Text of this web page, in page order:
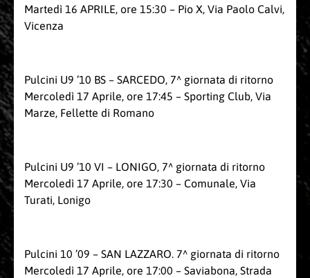
Martedì 16 APRILE, ore 15:30 – Pio X, Via Paolo Calvi,
Vicenza
Pulcini U9 ’10 BS – SARCEDO, 7^ giornata di ritorno
Mercoledì 17 Aprile, ore 17:45 – Sporting Club, Via
Marze, Fellette di Romano
Pulcini U9 ’10 VI – LONIGO, 7^ giornata di ritorno
Mercoledì 17 Aprile, ore 17:30 – Comunale, Via
Turati, Lonigo
Pulcini 10 ’09 – SAN LAZZARO. 7^ giornata di ritorno
Mercoledì 17 Aprile, ore 17:00 – Saviabona, Strada